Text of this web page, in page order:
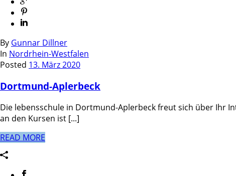
By Gunnar Dillner
In Nordrhein-Westfalen
Posted 13. März 2020
Dortmund-Aplerbeck
Die lebensschule in Dortmund-Aplerbeck freut sich über Ihr
an den Kursen ist [...]
READ MORE